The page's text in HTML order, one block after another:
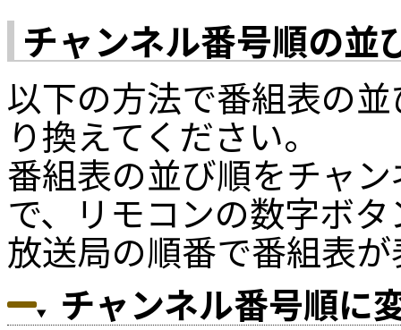
チャンネル番号順の並
以下の方法で番組表の
り換えてください。
番組表の並び順をチャ
で、リモコンの数字ボ
放送局の順番で番組表
チャンネル番号順に